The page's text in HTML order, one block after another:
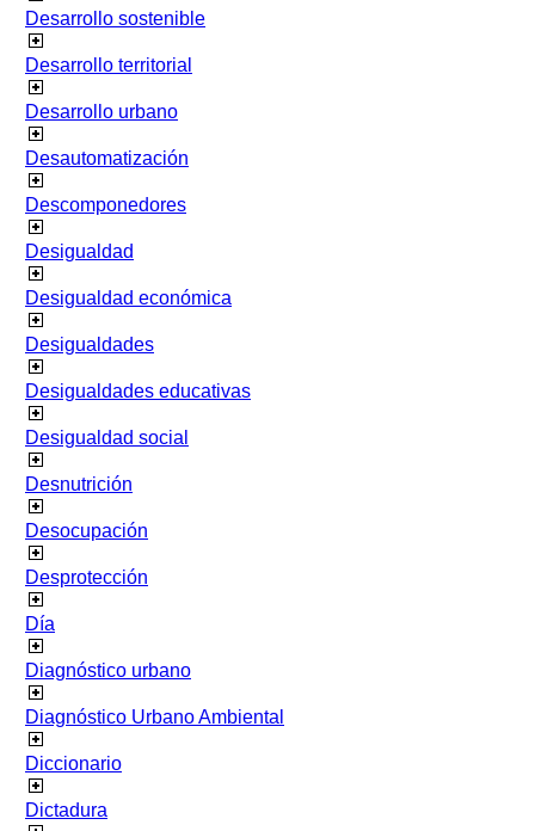
Desarrollo sostenible
Desarrollo territorial
Desarrollo urbano
Desautomatización
Descomponedores
Desigualdad
Desigualdad económica
Desigualdades
Desigualdades educativas
Desigualdad social
Desnutrición
Desocupación
Desprotección
Día
Diagnóstico urbano
Diagnóstico Urbano Ambiental
Diccionario
Dictadura